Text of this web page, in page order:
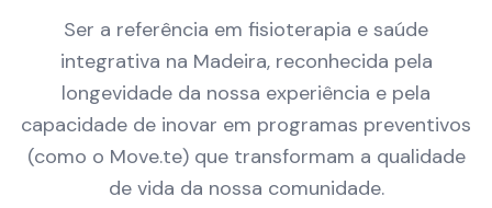
Ser a referência em fisioterapia e saúde
integrativa na Madeira, reconhecida pela
longevidade da nossa experiência e pela
capacidade de inovar em programas preventivos
(como o Move.te) que transformam a qualidade
de vida da nossa comunidade.